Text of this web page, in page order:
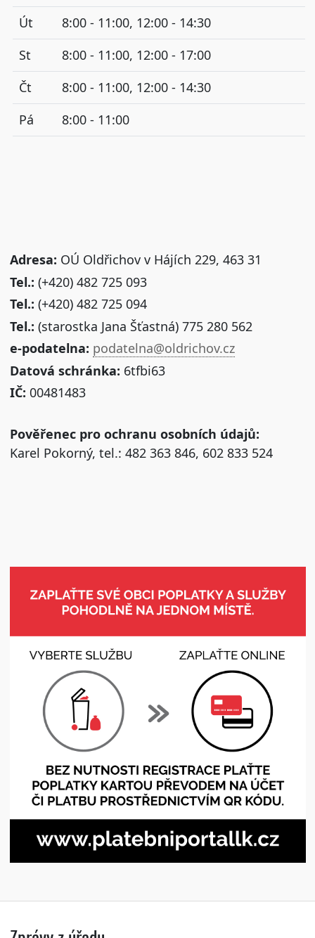
Út
8:00 - 11:00, 12:00 - 14:30
St
8:00 - 11:00, 12:00 - 17:00
Čt
8:00 - 11:00, 12:00 - 14:30
Pá
8:00 - 11:00
Adresa: OÚ Oldřichov v Hájích 229, 463 31
Tel.: (+420) 482 725 093
Tel.: (+420) 482 725 094
Tel.: (starostka Jana Šťastná) 775 280 562
e-podatelna: podatelna@oldrichov.cz
Datová schránka: 6tfbi63
IČ: 00481483
Pověřenec pro ochranu osobních údajů:
Karel Pokorný, tel.: 482 363 846, 602 833 524